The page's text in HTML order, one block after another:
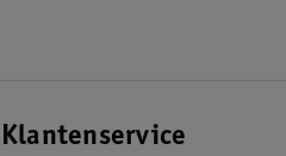
Klantenservice